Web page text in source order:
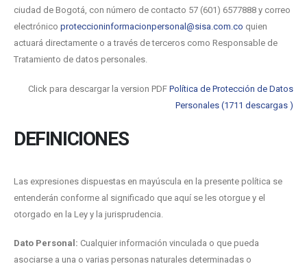
ciudad de Bogotá, con número de contacto 57 (601) 6577888 y correo
electrónico proteccioninformacionpersonal@sisa.com.co quien
actuará directamente o a través de terceros como Responsable de
Tratamiento de datos personales.
Click para descargar la version PDF Política de Protección de Datos
Personales (1711 descargas )
DEFINICIONES
Las expresiones dispuestas en mayúscula en la presente política se
entenderán conforme al significado que aquí se les otorgue y el
otorgado en la Ley y la jurisprudencia.
Dato Personal: Cualquier información vinculada o que pueda
asociarse a una o varias personas naturales determinadas o